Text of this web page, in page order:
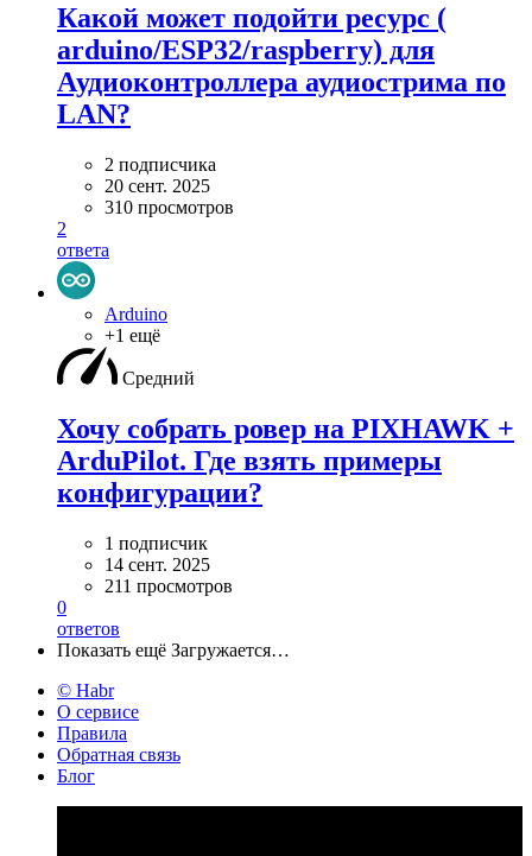
Какой может подойти ресурс (
arduino/ESP32/raspberry) для
Аудиоконтроллера аудиострима по
LAN?
2 подписчика
20 сент. 2025
310 просмотров
2
ответа
Arduino
+1 ещё
Средний
Хочу собрать ровер на PIXHAWK +
ArduPilot. Где взять примеры
конфигурации?
1 подписчик
14 сент. 2025
211 просмотров
0
ответов
Показать ещё Загружается…
© Habr
О сервисе
Правила
Обратная связь
Блог